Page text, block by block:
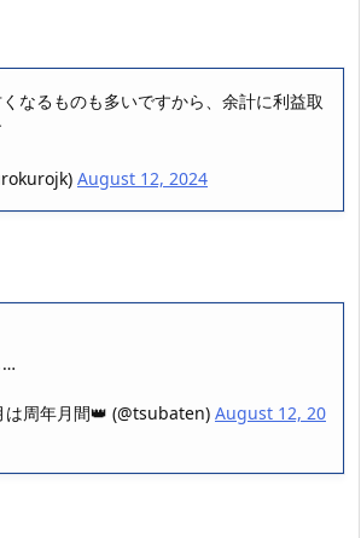
なるものも多いですから、余計に利益取
August 12, 2024
…
周年月間👑 (@tsubaten) August 12, 20